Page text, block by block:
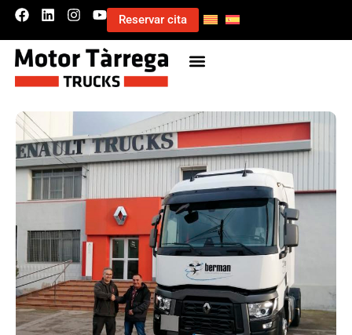
Reservar cita